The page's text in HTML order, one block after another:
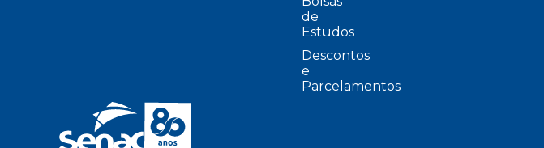
de
Estudos
Descontos
e
Parcelamentos